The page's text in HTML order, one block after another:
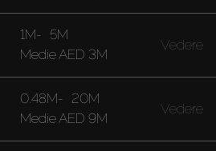
1M- 5M
MedieAED 3M
Vedere
0.48M- 20M
MedieAED 9M
Vedere